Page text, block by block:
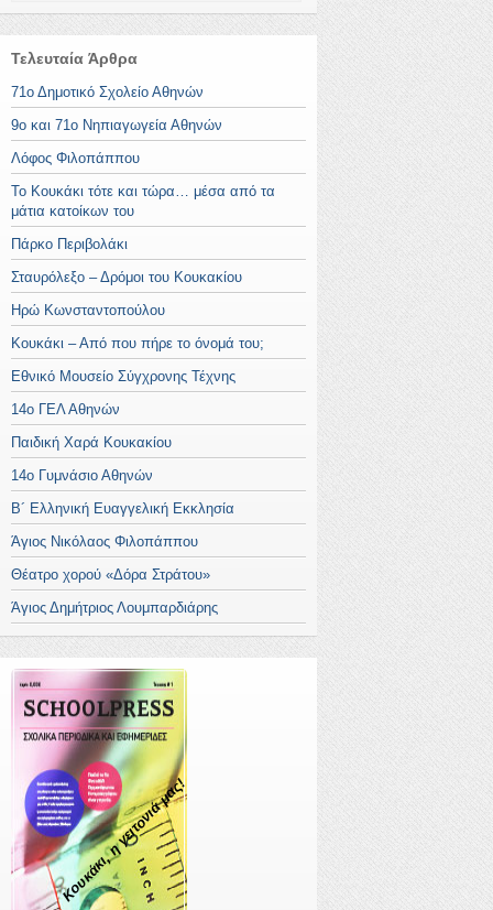
Τελευταία Άρθρα
71ο Δημοτικό Σχολείο Αθηνών
9ο και 71ο Νηπιαγωγεία Αθηνών
Λόφος Φιλοπάππου
Το Κουκάκι τότε και τώρα… μέσα από τα
μάτια κατοίκων του
Πάρκο Περιβολάκι
Σταυρόλεξο – Δρόμοι του Κουκακίου
Ηρώ Κωνσταντοπούλου
Κουκάκι – Από που πήρε το όνομά του;
Εθνικό Μουσείο Σύγχρονης Τέχνης
14ο ΓΕΛ Αθηνών
Παιδική Χαρά Κουκακίου
14ο Γυμνάσιο Αθηνών
Β´ Ελληνική Ευαγγελική Εκκλησία
Άγιος Νικόλαος Φιλοπάππου
Θέατρο χορού «Δόρα Στράτου»
Άγιος Δημήτριος Λουμπαρδιάρης
Κουκάκι, η γειτονιά μας!